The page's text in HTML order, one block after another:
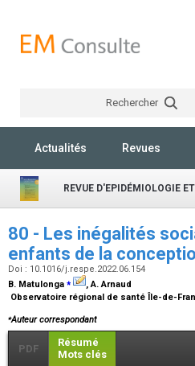
Rechercher
Actualités Revues
REVUE D'EPIDÉMIOLOGIE
80 - Les inégalités
enfants de la
Doi : 10.1016/j.respe.2022.06.154
B. Matulonga ⁎
, A. Arnaud
Observatoire régional de santé Île-de-
⁎Auteur correspondant
PDF
Résumé
Mots clés